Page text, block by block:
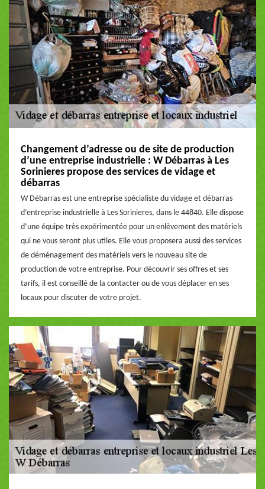
Changement d’adresse ou de site de production
d’une entreprise industrielle : W Débarras à Les
Sorinieres propose des services de vidage et
débarras
W Débarras est une entreprise spécialiste du vidage et débarras
d’entreprise industrielle à Les Sorinieres, dans le 44840. Elle dispose
d’une équipe très expérimentée pour un enlèvement des matériels
qui ne vous seront plus utiles. Elle vous proposera aussi des services
de déménagement des matériels vers le nouveau site de
production de votre entreprise. Pour découvrir ses offres et ses
tarifs, il est conseillé de la contacter ou de vous déplacer en ses
locaux pour discuter de votre projet.